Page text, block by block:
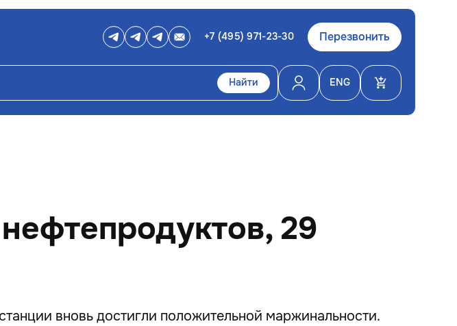
+7 (495) 971-23-30 Перезвонить
Найти ENG
29
вновь достигли положительной маржинальности.